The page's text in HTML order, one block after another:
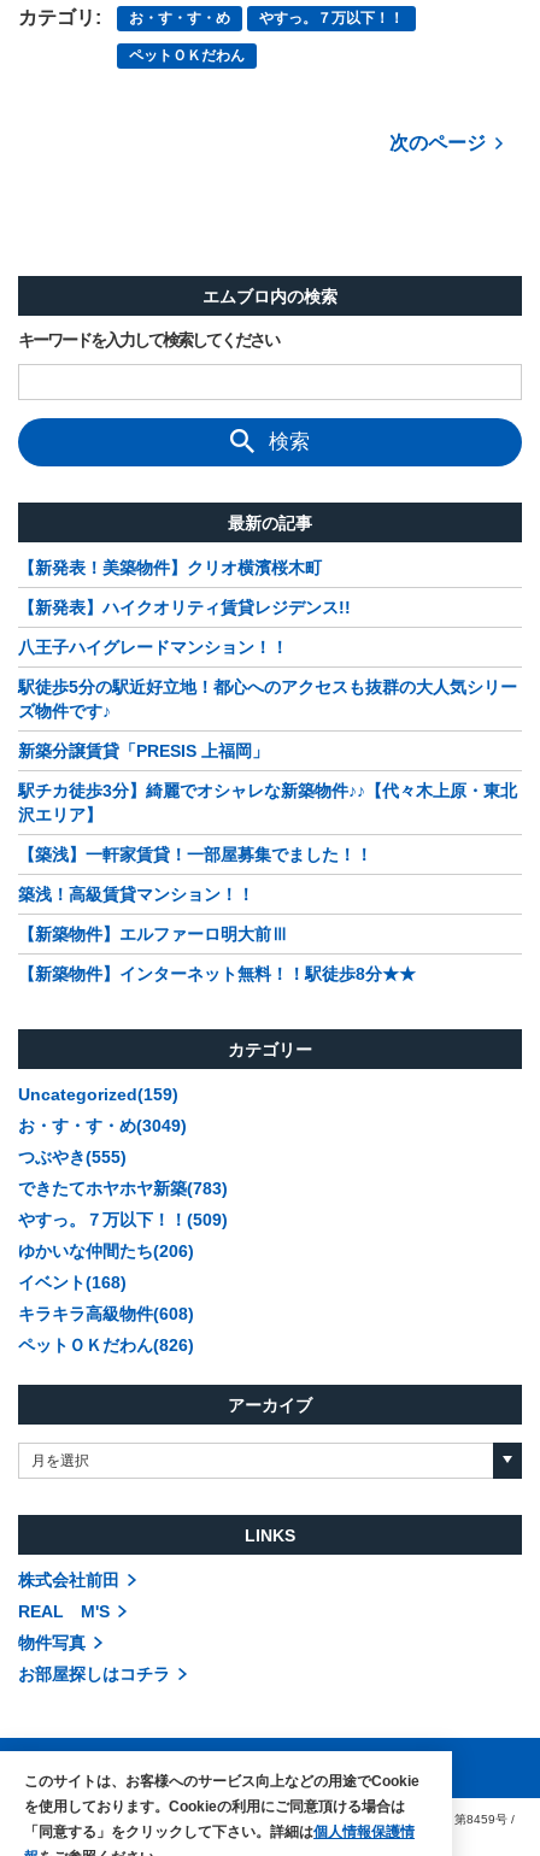
カテゴリ:
お・す・す・め やすっ。７万以下！！
ペットＯＫだわん
次のページ
エムブロ内の検索
キーワードを入力して検索してください
検索
最新の記事
【新発表！美築物件】クリオ横濱桜木町
【新発表】ハイクオリティ賃貸レジデンス!!
八王子ハイグレードマンション！！
駅徒歩5分の駅近好立地！都心へのアクセスも抜群の大人気シリー
ズ物件です♪
新築分譲賃貸「PRESIS 上福岡」
駅チカ徒歩3分】綺麗でオシャレな新築物件♪♪【代々木上原・東北
沢エリア】
【築浅】一軒家賃貸！一部屋募集でました！！
築浅！高級賃貸マンション！！
【新築物件】エルファーロ明大前Ⅲ
【新築物件】インターネット無料！！駅徒歩8分★★
カテゴリー
Uncategorized(159)
お・す・す・め(3049)
つぶやき(555)
できたてホヤホヤ新築(783)
やすっ。７万以下！！(509)
ゆかいな仲間たち(206)
イベント(168)
キラキラ高級物件(608)
ペットＯＫだわん(826)
アーカイブ
月を選択
LINKS
株式会社前田
REAL M'S
物件写真
お部屋探しはコチラ
国土交通大臣（3）第8459号 /
賃貸住宅管理業免許 国土交通大臣（1）第002104号
このサイトは、お客様へのサービス向上などの用途でCookie
を使用しております。Cookieの利用にご同意頂ける場合は
「同意する」をクリックして下さい。詳細は個人情報保護情